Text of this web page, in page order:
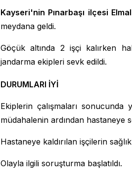
Kayseri'nin Pınarbaşı ilçesi
meydana geldi.
Göçük altında 2 işçi kalırken
jandarma ekipleri sevk edildi.
DURUMLARI İYİ
Ekiplerin çalışmaları
müdahalenin ardından hastaneye
Hastaneye kaldırılan işçilerin
Olayla ilgili soruşturma başlatıldı.